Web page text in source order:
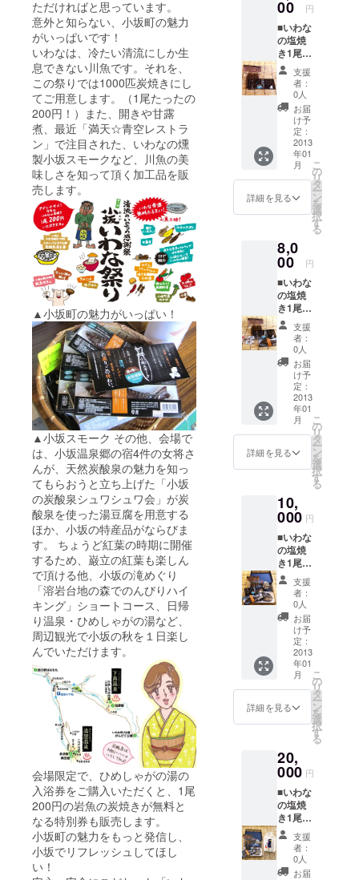
ただければと思っています。
意外と知らない、小坂町の魅力
がいっぱいです！
いわなは、冷たい清流にしか生
息できない川魚です。それを、
この祭りでは1000匹炭焼きにし
てご用意します。（1尾たったの
200円！）また、開きや甘露
煮、最近「満天☆青空レストラ
ン」で注目された、いわなの燻
製小坂スモークなど、川魚の美
味しさを知って頂く加工品を販
売します。
▲小坂町の魅力がいっぱい！
▲小坂スモーク その他、会場で
は、小坂温泉郷の宿4件の女将さ
んが、天然炭酸泉の魅力を知っ
てもらおうと立ち上げた「小坂
の炭酸泉シュワシュワ会」が炭
酸泉を使った湯豆腐を用意する
ほか、小坂の特産品がならびま
す。 ちょうど紅葉の時期に開催
するため、巌立の紅葉も楽しん
で頂ける他、小坂の滝めぐり
「溶岩台地の森でのんびりハイ
キング」ショートコース、日帰
り温泉・ひめしゃがの湯など、
周辺観光で小坂の秋を１日楽し
んでいただけます。
会場限定で、ひめしゃがの湯の
入浴券をご購入いただくと、1尾
200円の岩魚の炭焼きが無料と
なる特別券も販売します。
小坂町の魅力をもっと発信し、
小坂でリフレッシュしてほし
い！
ワンズ
デザイ
ン） ※
いわな
提
供・・
・小坂
町淡水
魚養殖
漁業協
同組合
の川魚
加工品
※商品の
発送は
１１月
りま
す。
00 円
■いわな
の塩焼
き1尾無
料（当
日お越
しに
なった
方の
み） ■
小坂ス
モーク
１尾 ■
いわな
甘露煮
（4尾入
※いわな
提
供・・
・小坂
町淡水
魚養殖
漁業協
同組合
の川魚
加工品
※商品の
発送は
１１月
下旬〜1
２月初
旬とな
りま
支援
者：
0人
お届
け予
定：
2013
年01
月
詳細を見る
こ
の
リ
タ
ー
ン
を
選
択
す
る
8,0
00 円
■いわな
の塩焼
き1尾無
料（当
日お越
しに
なった
方の
み） ■
いわな
骨酒 ■
小坂ス
モーク2
尾 ■い
わな甘
露煮（4
り） ※
いわな
提
供・・
・小坂
町淡水
魚養殖
漁業協
同組合
の川魚
加工品
※商品の
発送は
１１月
下旬〜1
２月初
旬とな
支援
者：
0人
お届
け予
定：
2013
年01
月
詳細を見る
こ
の
リ
タ
ー
ン
を
選
択
す
る
10,
000 円
■いわな
の塩焼
き1尾無
料（当
日お越
しに
なった
方の
み） ■
小坂ス
モーク
１尾 ■
いわな
甘露煮
（4尾入
開き（5
尾入
り）の
川魚三
昧セッ
ト ※い
わな提
供・・
・小坂
町淡水
支援
者：
0人
お届
け予
定：
2013
年01
月
詳細を見る
こ
の
リ
タ
ー
ン
を
選
択
す
る
20,
000 円
■いわな
の塩焼
き1尾無
料（当
日お越
しに
なった
支援
者：
0人
お届